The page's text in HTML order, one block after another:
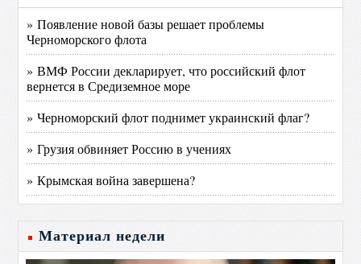
» Появление новой базы решает проблемы
Черноморского флота
» ВМФ России декларирует, что российский флот
вернется в Средиземное море
» Черноморский флот поднимет украинский флаг?
» Грузия обвиняет Россию в учениях
» Крымская война завершена?
Материал недели